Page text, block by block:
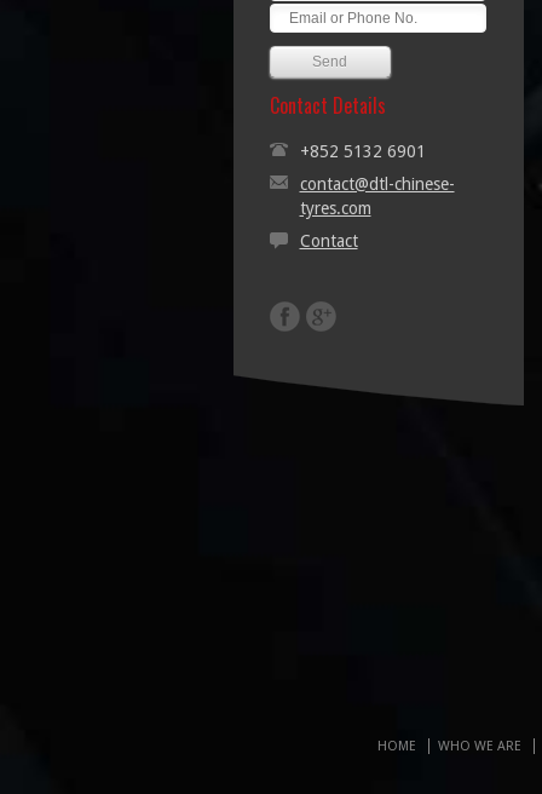
Contact Details
+852 5132 6901
contact@dtl-chinese-
tyres.com
Contact
HOME WHO WE ARE